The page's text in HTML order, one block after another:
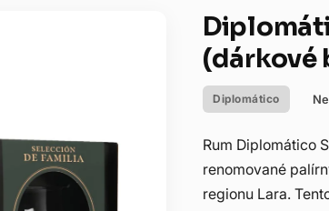
(dárkové
Diplomático
je
Rum Diplomático
renomované
regionu Lara.